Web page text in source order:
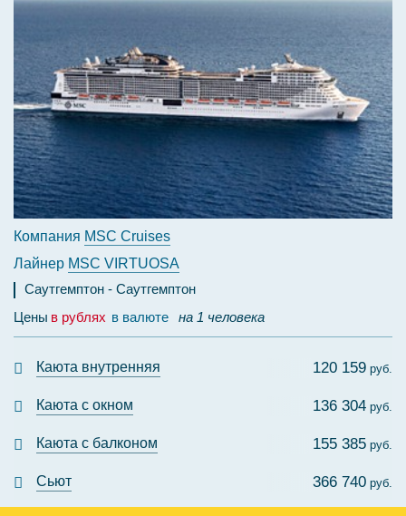
Компания MSC Cruises
Лайнер MSC VIRTUOSA
Саутгемптон
Саутгемптон
Цены в рублях в валюте на 1 человека
Каюта внутренняя 120 159 руб.
Каюта с окном 136 304 руб.
Каюта с балконом 155 385 руб.
Сьют 366 740 руб.